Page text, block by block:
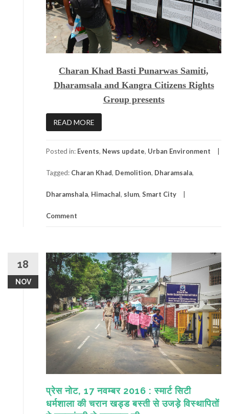
Charan Khad Basti Punarwas Samiti,
Dharamsala and Kangra Citizens Rights
Group presents
READ MORE
Posted in: Events, News update, Urban Environment
Tagged: Charan Khad, Demolition, Dharamsala,
Dharamshala, Himachal, slum, Smart City
Comment
18
NOV
प्रेस नोट, 17 नवम्बर 2016 : स्मार्ट सिटी
धर्मशाला की चरान खड्ड बस्ती से उजड़े विस्थापितों